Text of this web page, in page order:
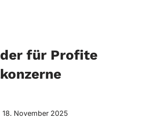
für Profite
18. November 2025